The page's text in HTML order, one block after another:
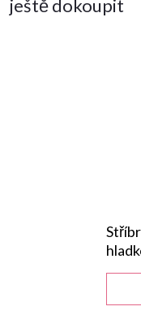
ještě dokoupit